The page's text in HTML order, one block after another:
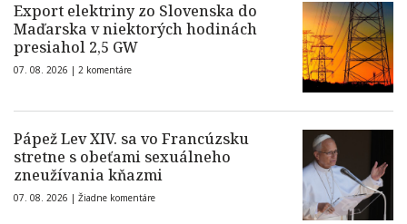
Export elektriny zo Slovenska do
Maďarska v niektorých hodinách
presiahol 2,5 GW
07. 08. 2026 | 2 komentáre
Pápež Lev XIV. sa vo Francúzsku
stretne s obeťami sexuálneho
zneužívania kňazmi
07. 08. 2026 | Žiadne komentáre